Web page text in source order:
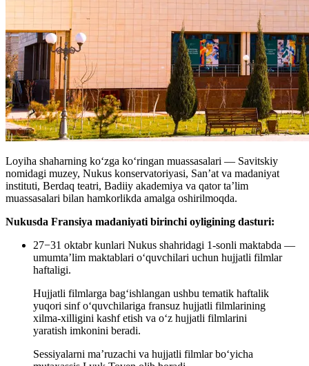
Loyiha shaharning koʻzga koʻringan muassasalari — Savitskiy
nomidagi muzey, Nukus konservatoriyasi, San’at va madaniyat
instituti, Berdaq teatri, Badiiy akademiya va qator ta’lim
muassasalari bilan hamkorlikda amalga oshirilmoqda.
Nukusda Fransiya madaniyati birinchi oyligining dasturi:
27−31 oktabr kunlari Nukus shahridagi 1-sonli maktabda —
umumta’lim maktablari o‘quvchilari uchun hujjatli filmlar
haftaligi.
Hujjatli filmlarga bag‘ishlangan ushbu tematik haftalik
yuqori sinf o‘quvchilariga fransuz hujjatli filmlarining
xilma-xilligini kashf etish va o‘z hujjatli filmlarini
yaratish imkonini beradi.
Sessiyalarni ma’ruzachi va hujjatli filmlar bo‘yicha